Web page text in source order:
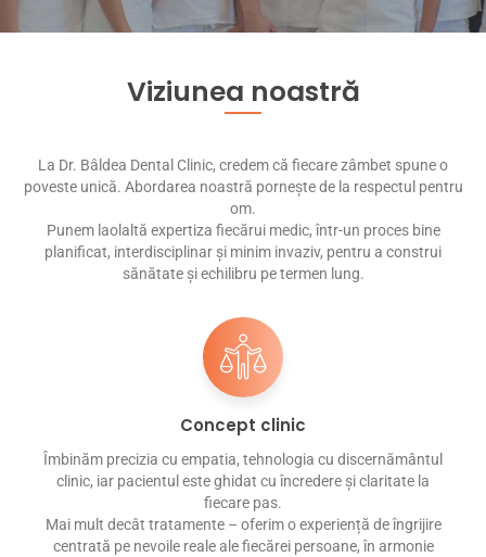
Viziunea noastră
La Dr. Bâldea Dental Clinic, credem că fiecare zâmbet spune o
poveste unică. Abordarea noastră pornește de la respectul pentru
om.
Punem laolaltă expertiza fiecărui medic, într-un proces bine
planificat, interdisciplinar și minim invaziv, pentru a construi
sănătate și echilibru pe termen lung.
Concept clinic
Îmbinăm precizia cu empatia, tehnologia cu discernământul
clinic, iar pacientul este ghidat cu încredere și claritate la
fiecare pas.
Mai mult decât tratamente – oferim o experiență de îngrijire
centrată pe nevoile reale ale fiecărei persoane, în armonie